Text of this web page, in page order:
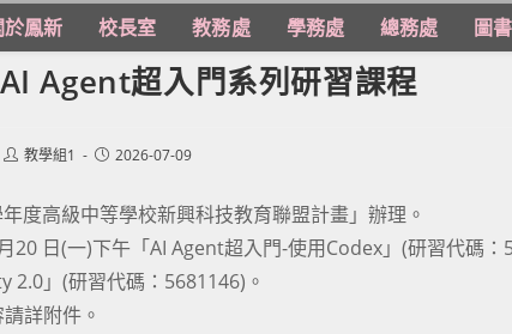
於鳳新 校長室 教務處 學務處 總務處 圖
AI Agent超入門系列研習課程
Post教學組1
Post2026-07-09
度高級中等學校新興科技教育聯盟計畫」辦理。
20 日(一)下午「AI Agent超入門-使用Codex」(研習代碼
2.0」(研習代碼：5681146)。
詳附件。